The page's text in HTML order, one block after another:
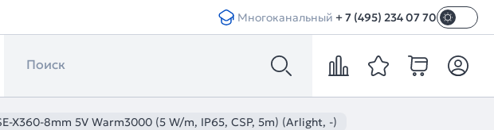
Многоканальный + 7 (495) 234 07 70
X360-8mm 5V Warm3000 (5 W/m, IP65, CSP, 5m) (Arlight, -)